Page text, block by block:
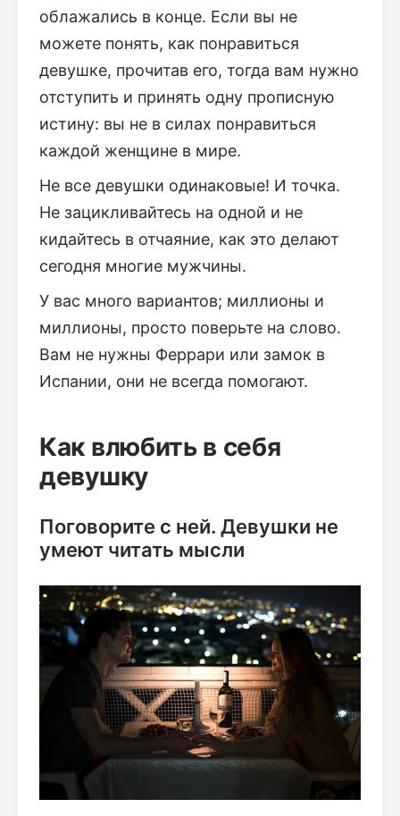
облажались в конце. Если вы не
можете понять, как понравиться
девушке, прочитав его, тогда вам нужно
отступить и принять одну прописную
истину: вы не в силах понравиться
каждой женщине в мире.
Не все девушки одинаковые! И точка.
Не зацикливайтесь на одной и не
кидайтесь в отчаяние, как это делают
сегодня многие мужчины.
У вас много вариантов; миллионы и
миллионы, просто поверьте на слово.
Вам не нужны Феррари или замок в
Испании, они не всегда помогают.
Как влюбить в себя
девушку
Поговорите с ней. Девушки не
умеют читать мысли